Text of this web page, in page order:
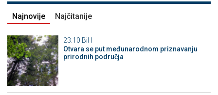
Najnovije Najčitanije
23:10 BiH
Otvara se put međunarodnom priznavanju
prirodnih područja